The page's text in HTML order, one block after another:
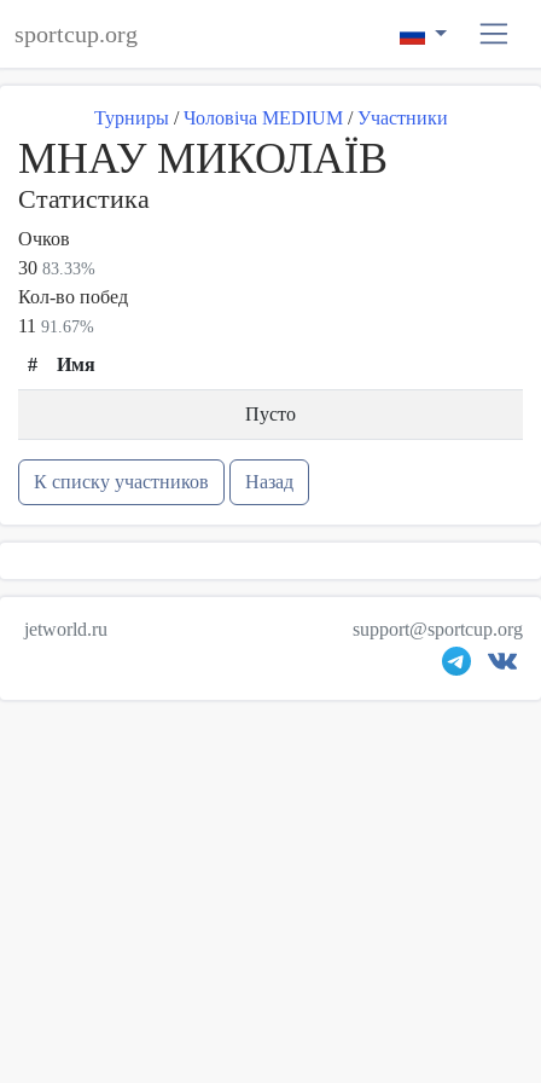
sportcup.org
Турниры / Чоловіча MEDIUM / Участники
МНАУ МИКОЛАЇВ
Статистика
Очков
30 83.33%
Кол-во побед
11 91.67%
# Имя
Пусто
К списку участников Назад
jetworld.ru support@sportcup.org